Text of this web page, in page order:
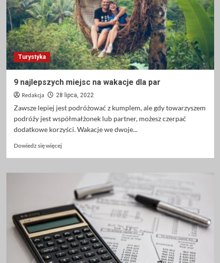
przyjaznym
rowerzystom
Turystyka
9 najlepszych miejsc na wakacje dla par
Redakcja 28 lipca, 2022
Zawsze lepiej jest podróżować z kumplem, ale gdy towarzyszem
podróży jest współmałżonek lub partner, możesz czerpać
dodatkowe korzyści. Wakacje we dwoje...
Dowiedz się więcejDowiedz
najlepszych
miejsc
na
wakacje
dla
par